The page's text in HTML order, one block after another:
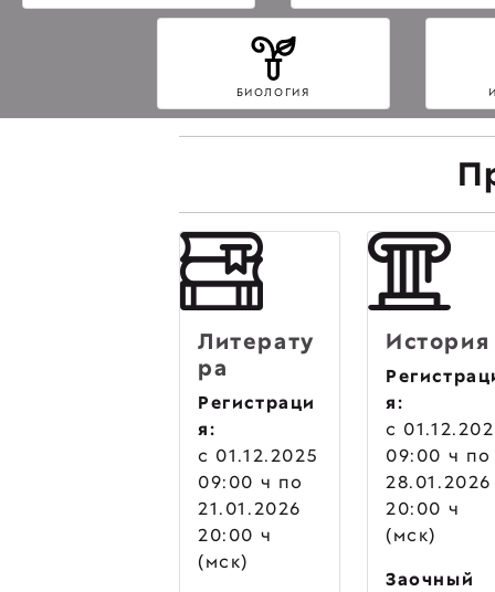
БИОЛОГИЯ
Литерату
ра
Регистраци
я:
c 01.12.2025
09:00 ч по
21.01.2026
20:00 ч
(мск)
История
я:
c
09:00 ч по
28.01.2026
20:00 ч
(мск)
Заочный